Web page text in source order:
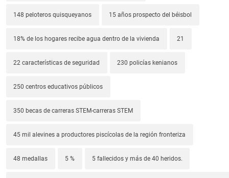
148 peloteros quisqueyanos 15 años prospecto del béisbol
18% de los hogares recibe agua dentro de la vivienda 21
22 características de seguridad 230 policías kenianos
250 centros educativos públicos
350 becas de carreras STEM-carreras STEM
45 mil alevines a productores piscícolas de la región fronteriza
48 medallas 5 % 5 fallecidos y más de 40 heridos.